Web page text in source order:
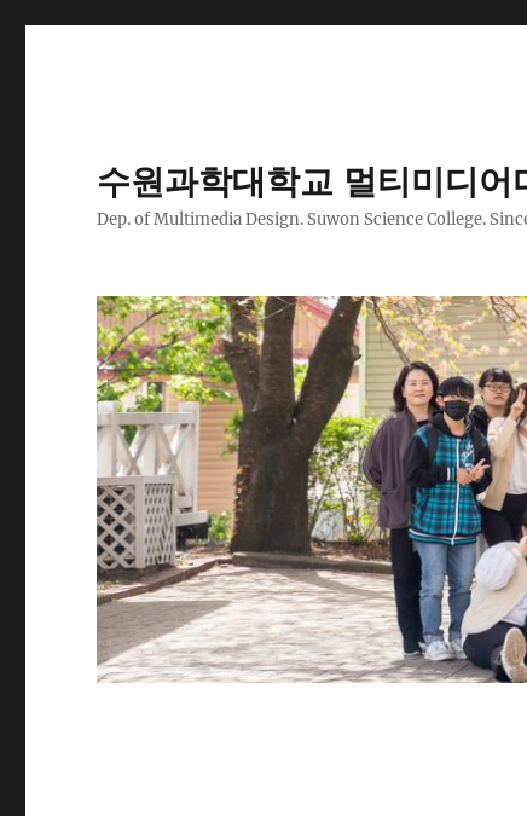
수원과학대학교 멀티미디어
Dep. of Multimedia Design. Suwon Science College.